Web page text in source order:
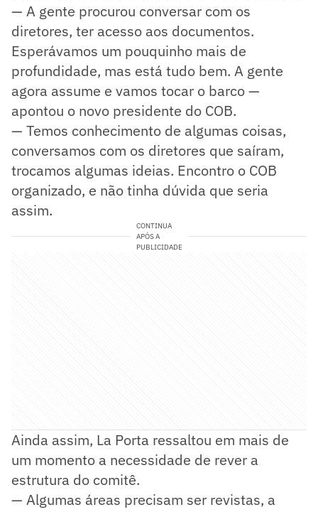
— A gente procurou conversar com os
diretores, ter acesso aos documentos.
Esperávamos um pouquinho mais de
profundidade, mas está tudo bem. A gente
agora assume e vamos tocar o barco —
apontou o novo presidente do COB.
— Temos conhecimento de algumas coisas,
conversamos com os diretores que saíram,
trocamos algumas ideias. Encontro o COB
organizado, e não tinha dúvida que seria
assim.
CONTINUA
APÓS A
PUBLICIDADE
Ainda assim, La Porta ressaltou em mais de
um momento a necessidade de rever a
estrutura do comitê.
— Algumas áreas precisam ser revistas, a